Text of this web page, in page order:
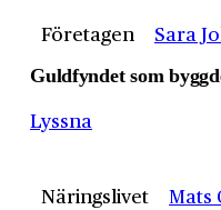
Företagen Sara
Guldfyndet som
Lyssna
Näringslivet
Mats